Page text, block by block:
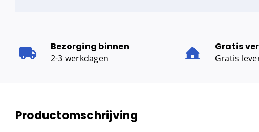
Bezorging binnen
2-3 werkdagen
Gratis
Gratis
Productomschrijving